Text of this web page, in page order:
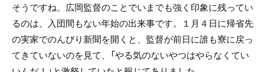
そうですね。広岡監督のことでいまでも強く印象に残ってい
るのは、入団間もない年始の出来事です。１月４日に帰省先
の実家でのんびり新聞を開くと、監督が前日に誰も寮に戻っ
てきていないのを見て、「やる気のないやつはやらなくてい